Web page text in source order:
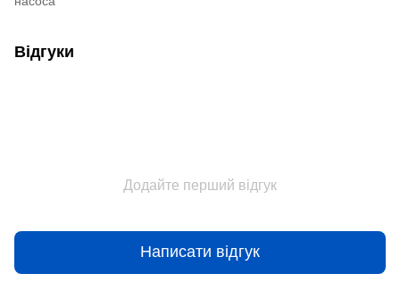
Відгуки
Додайте перший відгук
Написати відгук